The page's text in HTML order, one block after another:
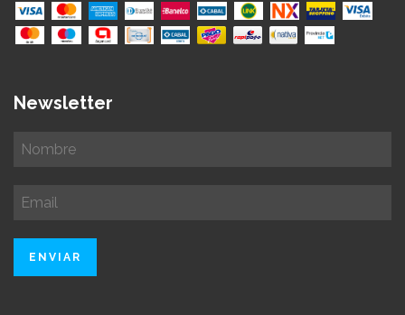
Newsletter